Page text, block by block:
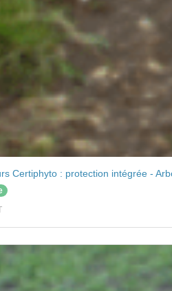
Certiphyto : protection intégrée -